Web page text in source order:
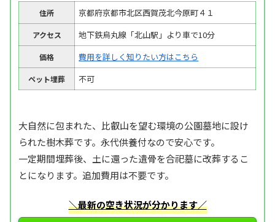
住所 京都府京都市北区西賀茂北今原町４１
アクセス 地下鉄烏丸線「北山駅」より車で10分
価格 費用を詳しく知りたい方はこちら
ペット埋葬 不可
大自然に包まれた、比叡山を望む環境の公園墓地に設け
られた樹木葬です。永代供養付なので安心です。
一定期間埋葬後、土に還った遺骨を合祀墓に改葬するこ
とになります。追加費用は不要です。
＼最新の空き状況が分かります／